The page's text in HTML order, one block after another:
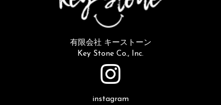
有限会社 キーストーン
Key Stone Co., Inc.
instagram